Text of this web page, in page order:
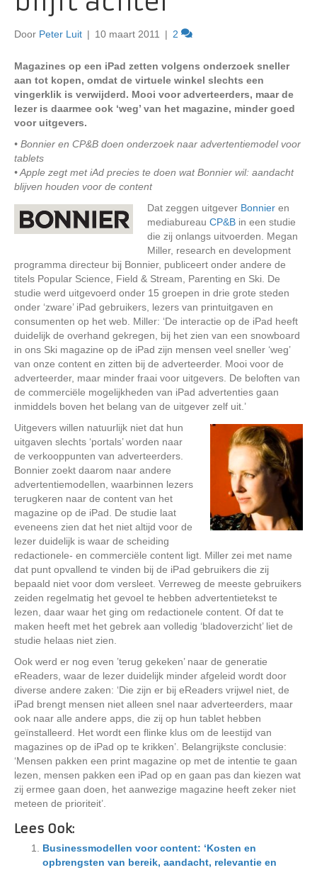
Door Peter Luit | 10 maart 2011 | 2
Magazines op een iPad zetten volgens onderzoek sneller
aan tot kopen, omdat de virtuele winkel slechts een
vingerklik is verwijderd. Mooi voor adverteerders, maar de
lezer is daarmee ook ‘weg’ van het magazine, minder goed
voor uitgevers.
• Bonnier en CP&B doen onderzoek naar advertentiemodel voor
tablets
• Apple zegt met iAd precies te doen wat Bonnier wil: aandacht
blijven houden voor de content
Dat zeggen uitgever Bonnier en
mediabureau CP&B in een studie
die zij onlangs uitvoerden. Megan
Miller, research en development
programma directeur bij Bonnier, publiceert onder andere de
titels Popular Science, Field & Stream, Parenting en Ski. De
studie werd uitgevoerd onder 15 groepen in drie grote steden
onder ‘zware’ iPad gebruikers, lezers van printuitgaven en
consumenten op het web. Miller: ‘De interactie op de iPad heeft
duidelijk de overhand gekregen, bij het zien van een snowboard
in ons Ski magazine op de iPad zijn mensen veel sneller ‘weg’
van onze content en zitten bij de adverteerder. Mooi voor de
adverteerder, maar minder fraai voor uitgevers. De beloften van
de commerciële mogelijkheden van iPad advertenties gaan
inmiddels boven het belang van de uitgever zelf uit.’
Uitgevers willen natuurlijk niet dat hun
uitgaven slechts ‘portals’ worden naar
de verkooppunten van adverteerders.
Bonnier zoekt daarom naar andere
advertentiemodellen, waarbinnen lezers
terugkeren naar de content van het
magazine op de iPad. De studie laat
eveneens zien dat het niet altijd voor de
lezer duidelijk is waar de scheiding
redactionele- en commerciële content ligt. Miller zei met name
dat punt opvallend te vinden bij de iPad gebruikers die zij
bepaald niet voor dom versleet. Verreweg de meeste gebruikers
zeiden regelmatig het gevoel te hebben advertentietekst te
lezen, daar waar het ging om redactionele content. Of dat te
maken heeft met het gebrek aan volledig ‘bladoverzicht’ liet de
studie helaas niet zien.
Ook werd er nog even ’terug gekeken’ naar de generatie
eReaders, waar de lezer duidelijk minder afgeleid wordt door
diverse andere zaken: ‘Die zijn er bij eReaders vrijwel niet, de
iPad brengt mensen niet alleen snel naar adverteerders, maar
ook naar alle andere apps, die zij op hun tablet hebben
geïnstalleerd. Het wordt een flinke klus om de leestijd van
magazines op de iPad op te krikken’. Belangrijkste conclusie:
‘Mensen pakken een print magazine op met de intentie te gaan
lezen, mensen pakken een iPad op en gaan pas dan kiezen wat
zij ermee gaan doen, het aanwezige magazine heeft zeker niet
meteen de prioriteit’.
Lees Ook:
Businessmodellen voor content: ‘Kosten en
opbrengsten van bereik, aandacht, relevantie en